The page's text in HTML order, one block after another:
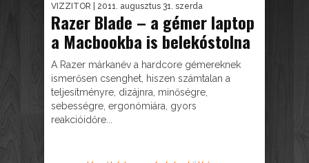
VIZZITOR | 2011. augusztus 31. szerda
Razer Blade – a gémer laptop
a Macbookba is belekóstolna
A Razer márkanév a hardcore gémereknek
ismerősen csenghet, hiszen számtalan a
teljesítményre, dizájnra, minőségre,
sebességre, ergonómiára, gyors
reakcióidőre...